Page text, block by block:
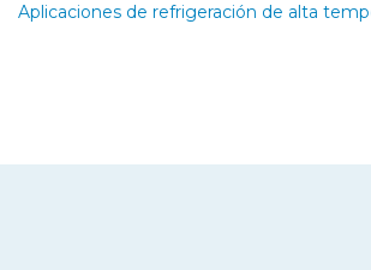
Aplicaciones de refrigeración de alta